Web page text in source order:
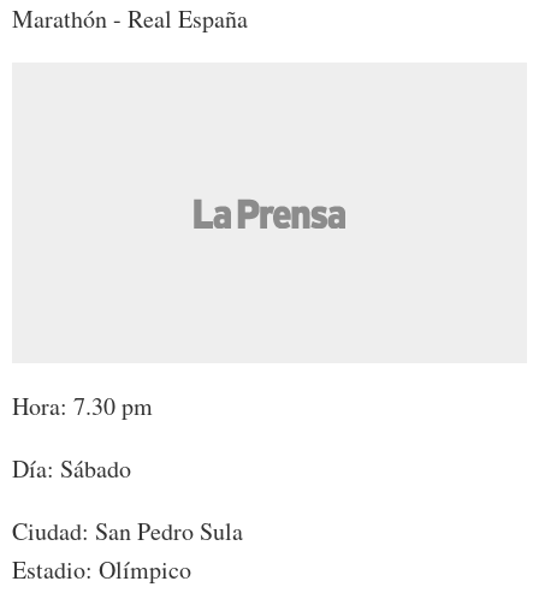
Marathón - Real España
Hora: 7.30 pm
Día: Sábado
Ciudad: San Pedro Sula
Estadio: Olímpico